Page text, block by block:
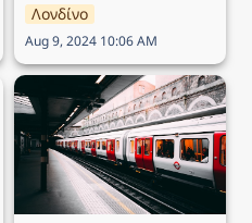
Λονδίνο
Aug 9, 2024 10:06 AM
Ταξίδι στο Λονδίνο → 4
ημέρες από 169€,
αεροπορικά και διαμονή